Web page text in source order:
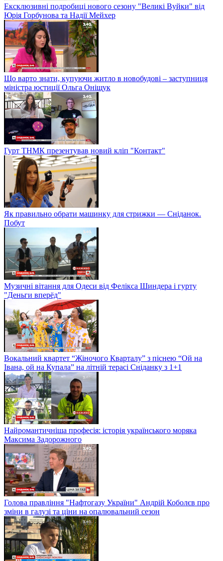
Ексклюзивні подробиці нового сезону "Великі Вуйки" від
Юрія Горбунова та Надії Мейхер
Що варто знати, купуючи житло в новобудові – заступниця
міністра юстиції Ольга Оніщук
Гурт ТНМК презентував новий кліп "Контакт"
Як правильно обрати машинку для стрижки — Сніданок.
Побут
Музичні вітання для Одеси від Фелікса Шиндера і гурту
"Деньги вперёд"
Вокальний квартет “Жіночого Кварталу” з піснею “Ой на
Івана, ой на Купала” на літній терасі Сніданку з 1+1
Найромантичніша професія: історія українського моряка
Максима Задорожного
Голова правління "Нафтогазу України" Андрій Коболєв про
зміни в галузі та ціни на опалювальний сезон